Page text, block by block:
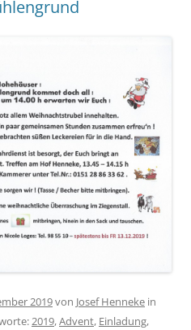
2019von Josef Henneke in
2019,Advent, Einladung,